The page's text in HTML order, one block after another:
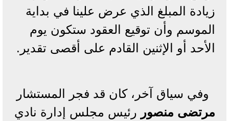
زيادة المبلغ الذي عرض علينا في بداية
الموسم وأن توقيع العقود ستكون يوم
الأحد أو الإثنين القادم على أقصى تقدير.
وفي سياق آخر، كان قد فجر المستشار
مرتضى منصور رئيس مجلس إدارة نادي